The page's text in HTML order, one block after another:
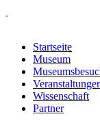
Startseite
Museum
Wissenschaft
Partner